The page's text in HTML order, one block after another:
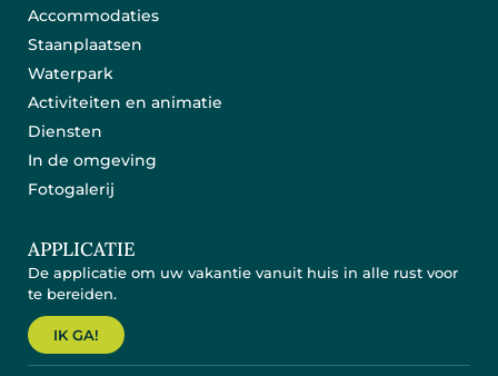
Accommodaties
Staanplaatsen
Waterpark
Activiteiten en animatie
Diensten
In de omgeving
Fotogalerij
APPLICATIE
De applicatie om uw vakantie vanuit huis in alle rust voor
te bereiden.
IK GA!